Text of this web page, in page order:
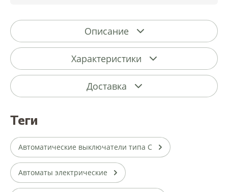
Описание
Характеристики
Доставка
теги
Автоматические выключатели типа С
Автоматы электрические